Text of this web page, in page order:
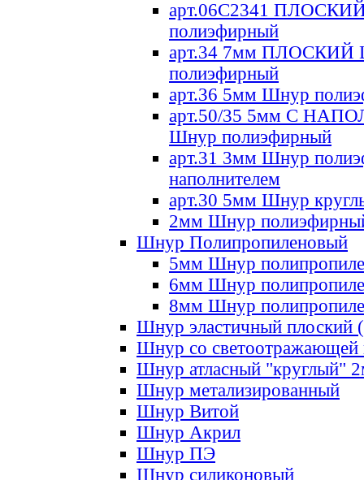
арт.06С2341
полиэфирный
арт.34 7мм ПЛОСКИЙ
полиэфирный
арт.36 5мм Шнур
арт.50/35 5мм С
Шнур полиэфирный
арт.31 3мм Шнур
наполнителем
арт.30 5мм Шнур
2мм Шнур
Шнур Полипропиленовый
5мм Шнур
6мм Шнур
8мм Шнур
Шнур эластичный плоский
Шнур со светоотражающей
Шнур атласный "круглый"
Шнур метализированный
Шнур Витой
Шнур Акрил
Шнур ПЭ
Шнур силиконовый